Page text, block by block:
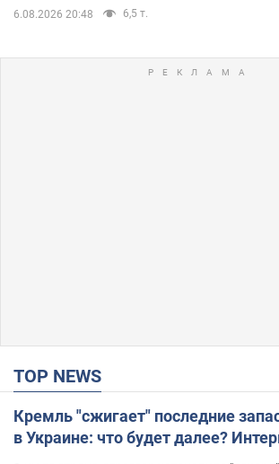
6.08.2026 20:48 6,5 т.
TOP NEWS
Кремль "сжигает" последние
в Украине: что будет далее?